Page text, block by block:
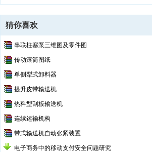
猜你喜欢
串联柱塞泵三维图及零件图
传动滚筒图纸
单侧犁式卸料器
提升皮带输送机
热料型刮板输送机
连续运输机构
带式输送机自动张紧装置
电子商务中的移动支付安全问题研究